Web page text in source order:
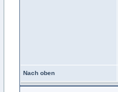
Nach oben